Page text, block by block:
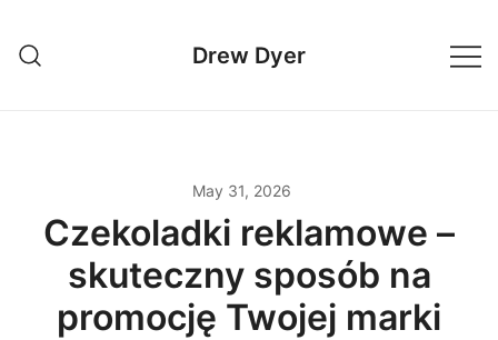
content
Drew Dyer
May 31, 2026
Czekoladki reklamowe –
skuteczny sposób na
promocję Twojej marki